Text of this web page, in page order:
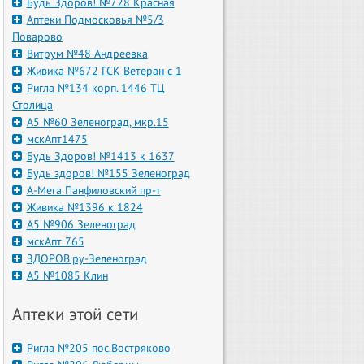
Аптеки Подмосковья №5/3
Поварово
Витрум №48 Андреевка
Живика №672 ГСК Ветеран с 1
Ригла №134 корп. 1446 ТЦ
Столица
А5 №60 Зеленоград, мкр.15
мскАпт1475
Будь Здоров! №1413 к 1637
Будь здоров! №155 Зеленоград
А-Мега Панфиловский пр-т
Живика №1396 к 1824
А5 №906 Зеленоград
мскАпт 765
ЗДОРОВ.ру-Зеленоград
А5 №1085 Клин
Аптеки этой сети
Ригла №205 пос.Востряково